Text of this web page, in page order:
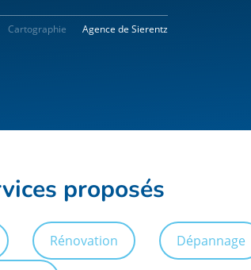
Cartographie Agence de Sierentz
proposés
Rénovation Dépannage